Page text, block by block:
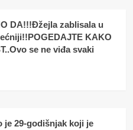
DA!!!Đžejla zablisala u
KAKO
se ne viđa svaki
je 29-godišnjak koji je